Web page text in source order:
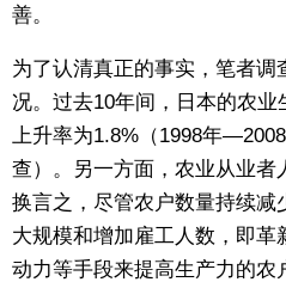
善。
为了认清真正的事实，笔者调
况。过去10年间，日本的农
上升率为1.8%（1998年
查）。另一方面，农业从业者
换言之，尽管农户数量持续减
大规模和增加雇工人数，即
动力等手段来提高生产力的农